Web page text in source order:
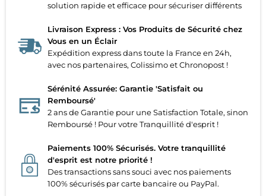
solution rapide et efficace pour sécuriser différents
Livraison Express : Vos Produits de Sécurité chez
Vous en un Éclair
Expédition express dans toute la France en 24h,
avec nos partenaires, Colissimo et Chronopost !
Sérénité Assurée: Garantie 'Satisfait ou
Remboursé'
2 ans de Garantie pour une Satisfaction Totale, sinon
Remboursé ! Pour votre Tranquillité d'esprit !
Paiements 100% Sécurisés. Votre tranquillité
d'esprit est notre priorité !
Des transactions sans souci avec nos paiements
100% sécurisés par carte bancaire ou PayPal.